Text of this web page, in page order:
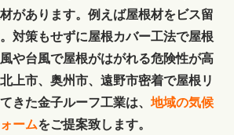
があります。例えば屋根材をビス留
対策もせずに屋根カバー工法で屋根
や台風で屋根がはがれる危険性が高
上市、奥州市、遠野市密着で屋根リ
きた金子ルーフ工業は、地域の気候
ームをご提案致します。